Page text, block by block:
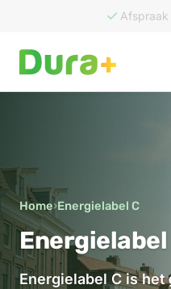
Home›Energielabel C
Energielabel
Energielabel C is het